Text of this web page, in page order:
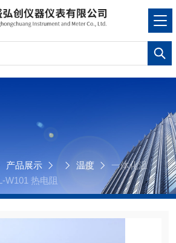
产品展示 温度
一体化温
W101 热电阻